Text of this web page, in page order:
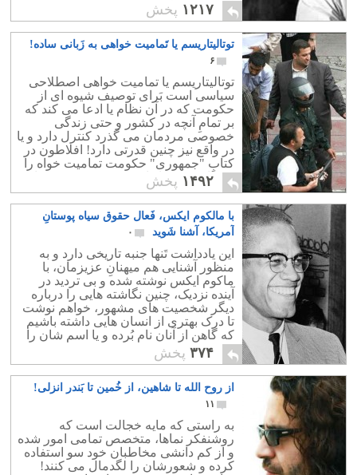
زندان درگذشت.
۱۲۱۷ پخش
توتالیتاریسم یا تَمامیت خواهی به زَبانی ساده!
۶
توتالیتاریسم یا تمامیت خواهی اصطلاحی
سیاسی است بَرای توصیف شیوه ای از
حکومت که در آن نظام یا ادعا می کند که
بر تمامِ آنچه در کشور و حتی زندگی
خصوصی مردمان می گذرد کنترل دارد و یا
در واقع نیز چنین قدرتی دارد! افلاطون در
کتابِ "جمهوری" حکومت تمامیت خواه را
یکی از بهترین انواع حکومت بر می شمارد.
۱۴۹۲ پخش
با مالکوم ایکس، فَعال حقوق سیاه پوستانِ
آمریکا، آشنا شَوید
۰
این یادداشت تَنها جنبه تاریخی دارد و به
منظور آشنایی هم میهنانِ عزیزمان، با
ماکوم ایکس نوشته شده و بی تردید در
آینده نزدیک، چنین نگاشته هایی را درباره
دیگر شخصیت های مشهور، خواهم نوشت
تا درک بهتری از انسان هایی داشته باشیم
که گاهن از آنان نام بُرده و یا اسم شان را
می شنویم.
۳۷۴ پخش
از روح الله تا شاهین، از خُمین تا بَندر انزلی!
۱۱
به راستی که مایه خجالت است که
روشنفکر نماها، متخصص تمامی امور شده
و از کم دانشی مخاطبان خود سو استفاده
کرده و شعورشان را لگدمال می کنند!